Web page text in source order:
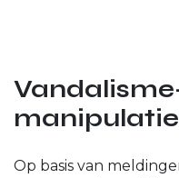
Op basis van